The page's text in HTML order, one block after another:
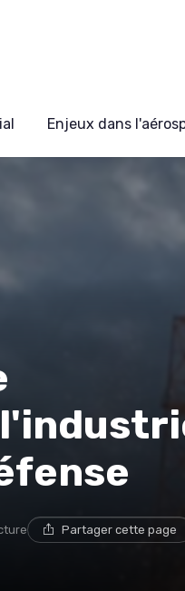
Enjeux dans
Partager cette page